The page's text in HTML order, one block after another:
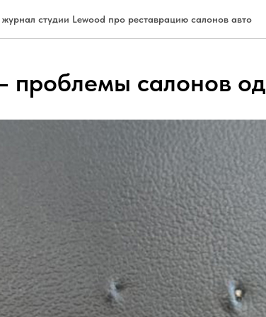
студии Lewood про реставрацию салонов авто
проблемы салонов